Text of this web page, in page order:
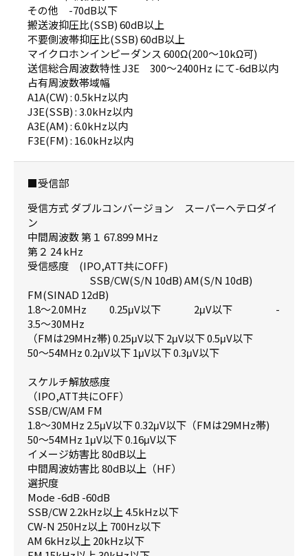
その他 -70dB以下
搬送波抑圧比(SSB) 60dB以上
不要側波帯抑圧比(SSB) 60dB以上
マイクロホンインピーダンス 600Ω(200～10kΩ可)
送信総合周波数特性 J3E 300～2400Hz にて-6dB以内
占有周波数帯域幅
A1A(CW) : 0.5kHz以内
J3E(SSB) : 3.0kHz以内
A3E(AM) : 6.0kHz以内
F3E(FM) : 16.0kHz以内
■受信部
受信方式 ダブルコンバージョン スーパーヘテロダイ
ン
中間周波数 第１ 67.899 MHz
第２ 24 kHz
受信感度 (IPO,ATT共にOFF)
SSB/CW(S/N 10dB) AM(S/N 10dB)
FM(SINAD 12dB)
1.8～2.0MHz 0.25μV以下 2μV以下 -
3.5～30MHz
（FMは29MHz帯) 0.25μV以下 2μV以下 0.5μV以下
50～54MHz 0.2μV以下 1μV以下 0.3μV以下
スケルチ解放感度
（IPO,ATT共にOFF）
SSB/CW/AM FM
1.8～30MHz 2.5μV以下 0.32μV以下（FMは29MHz帯)
50～54MHz 1μV以下 0.16μV以下
イメージ妨害比 80dB以上
中間周波妨害比 80dB以上（HF）
選択度
Mode -6dB -60dB
SSB/CW 2.2kHz以上 4.5kHz以下
CW-N 250Hz以上 700Hz以下
AM 6kHz以上 20kHz以下